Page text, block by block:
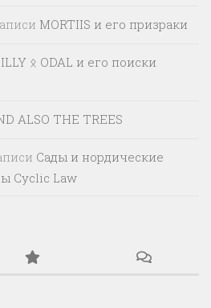
MORTIIS и его призраки
ᛟ ODAL и его поиски
ALSO THE TREES
Сады и нордические
Cyclic Law